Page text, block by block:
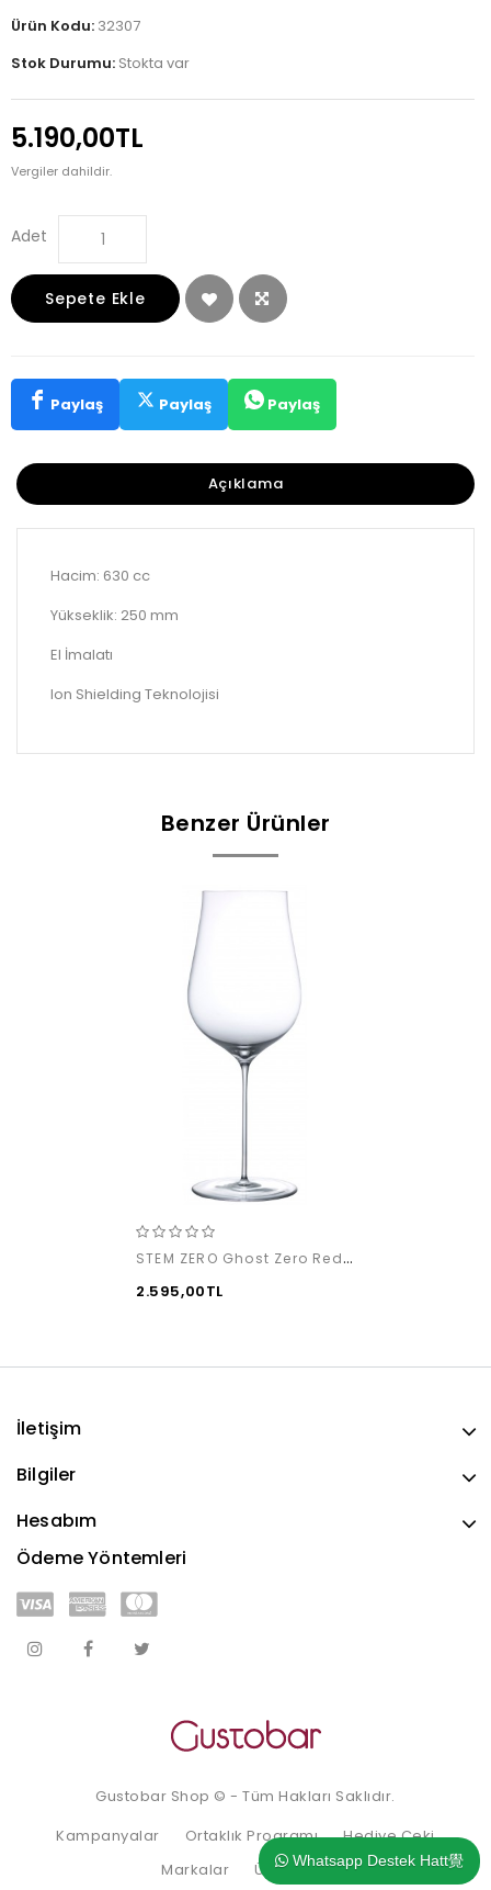
Whatsapp Destek Hatt覺
Ürün Kodu: 32307
Stok Durumu: Stokta var
5.190,00TL
Vergiler dahildir.
Adet
Sepete Ekle
Paylaş Paylaş Paylaş
Açıklama
Hacim: 630 cc
Yükseklik: 250 mm
El İmalatı
Ion Shielding Teknolojisi
Benzer Ürünler
STEM ZERO Ghost Zero Red Wine (1'li)
2.595,00TL
İletişim
Bilgiler
Hesabım
Ödeme Yöntemleri
Gustobar Shop © - Tüm Hakları Saklıdır.
Kampanyalar
Ortaklık Programı
Hediye Çeki
Markalar
Ürün İadesi